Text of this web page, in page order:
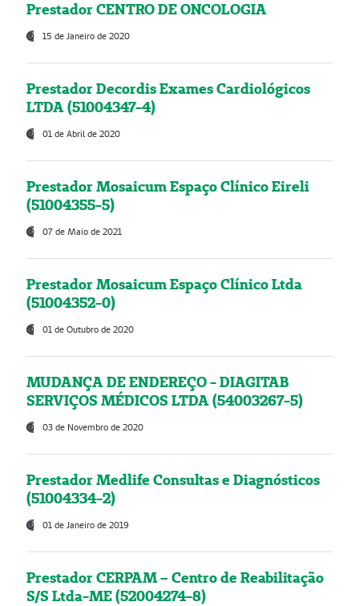
Prestador CENTRO DE ONCOLOGIA
15 de Janeiro de 2020
Prestador Decordis Exames Cardiológicos
LTDA (51004347-4)
01 de Abril de 2020
Prestador Mosaicum Espaço Clínico Eireli
(51004355-5)
07 de Maio de 2021
Prestador Mosaicum Espaço Clínico Ltda
(51004352-0)
01 de Outubro de 2020
MUDANÇA DE ENDEREÇO - DIAGITAB
SERVIÇOS MÉDICOS LTDA (54003267-5)
03 de Novembro de 2020
Prestador Medlife Consultas e Diagnósticos
(51004334-2)
01 de Janeiro de 2019
Prestador CERPAM – Centro de Reabilitação
S/S Ltda-ME (52004274-8)